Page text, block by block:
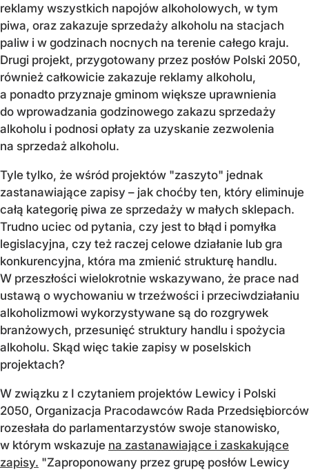
reklamy wszystkich napojów alkoholowych, w tym
piwa, oraz zakazuje sprzedaży alkoholu na stacjach
paliw i w godzinach nocnych na terenie całego kraju.
Drugi projekt, przygotowany przez posłów Polski 2050,
również całkowicie zakazuje reklamy alkoholu,
a ponadto przyznaje gminom większe uprawnienia
do wprowadzania godzinowego zakazu sprzedaży
alkoholu i podnosi opłaty za uzyskanie zezwolenia
na sprzedaż alkoholu.
Tyle tylko, że wśród projektów "zaszyto" jednak
zastanawiające zapisy – jak choćby ten, który eliminuje
całą kategorię piwa ze sprzedaży w małych sklepach.
Trudno uciec od pytania, czy jest to błąd i pomyłka
legislacyjna, czy też raczej celowe działanie lub gra
konkurencyjna, która ma zmienić strukturę handlu.
W przeszłości wielokrotnie wskazywano, że prace nad
ustawą o wychowaniu w trzeźwości i przeciwdziałaniu
alkoholizmowi wykorzystywane są do rozgrywek
branżowych, przesunięć struktury handlu i spożycia
alkoholu. Skąd więc takie zapisy w poselskich
projektach?
W związku z I czytaniem projektów Lewicy i Polski
2050, Organizacja Pracodawców Rada Przedsiębiorców
rozesłała do parlamentarzystów swoje stanowisko,
w którym wskazuje na zastanawiające i zaskakujące
zapisy. "Zaproponowany przez grupę posłów Lewicy